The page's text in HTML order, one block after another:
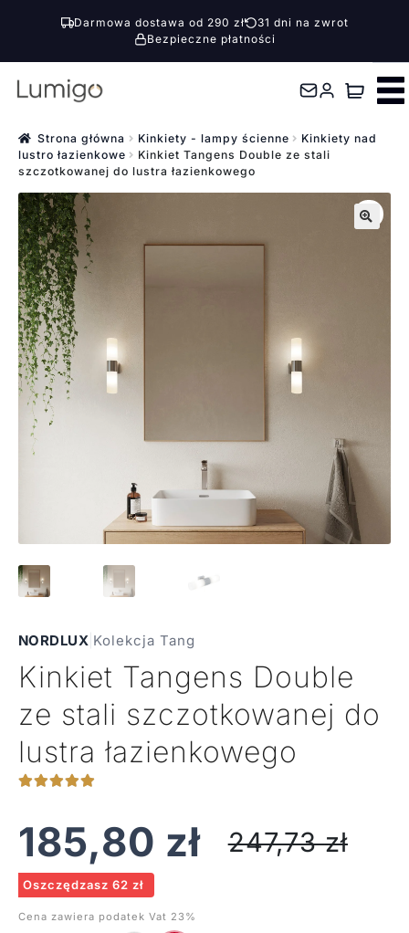
Darmowa dostawa od 290 zł
31 dni na zwrot
Bezpieczne płatności
Przejdź
nawigacji
Przejdź
treści Strona główna Kinkiety - lampy ścienne
Kinkiety nad
lustro łazienkowe
Kinkiet Tangens Double ze stali
szczotkowanej do lustra łazienkowego
NORDLUX Kolekcja Tang
Kinkiet Tangens Double
ze stali szczotkowanej do
lustra łazienkowego
185,80 zł 247,73zł
Oszczędzasz 62 zł
Cena zawiera podatek Vat 23%